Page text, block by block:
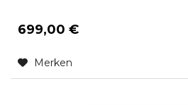
699,00 €
Merken